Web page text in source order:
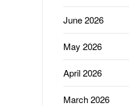
June 2026
May 2026
April 2026
March 2026